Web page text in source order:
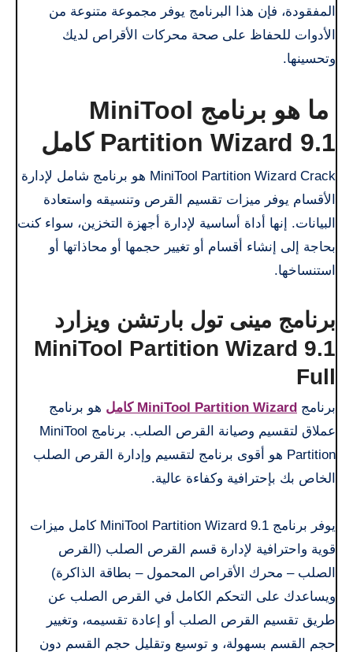
المفقودة، فإن هذا البرنامج يوفر مجموعة متنوعة من
الأدوات للحفاظ على صحة محركات الأقراص لديك
وتحسينها.
ما هو برنامج MiniTool
Partition Wizard 9.1 كامل
MiniTool Partition Wizard Crack هو برنامج شامل لإدارة
الأقسام يوفر ميزات تقسيم القرص وتنسيقه واستعادة
البيانات. إنها أداة أساسية لإدارة أجهزة التخزين، سواء كنت
بحاجة إلى إنشاء أقسام أو تغيير حجمها أو محاذاتها أو
استنساخها.
برنامج مينى تول بارتشن ويزارد
MiniTool Partition Wizard 9.1
Full
برنامج MiniTool Partition Wizard كامل
هو برنامج
عملاق لتقسيم وصيانة القرص الصلب. برنامج MiniTool
Partition هو أقوى برنامج لتقسيم وإدارة القرص الصلب
الخاص بك بإحترافية وكفاءة عالية.
يوفر برنامج MiniTool Partition Wizard 9.1 كامل ميزات
قوية واحترافية لإدارة قسم القرص الصلب (القرص
الصلب – محرك الأقراص المحمول – بطاقة الذاكرة)
ويساعدك على التحكم الكامل في القرص الصلب عن
طريق تقسيم القرص الصلب أو إعادة تقسيمه، وتغيير
حجم القسم بسهولة، و توسيع وتقليل حجم القسم دون